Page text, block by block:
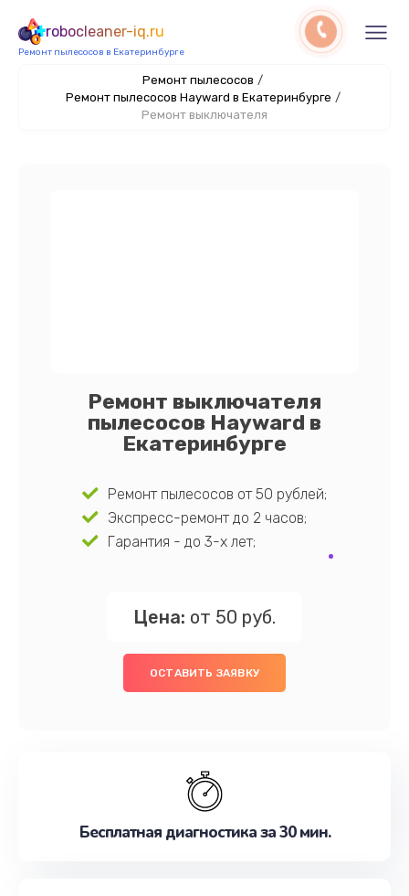
robocleaner-iq.ru
Ремонт пылесосов в Екатеринбурге
Ремонт пылесосов /
Ремонт пылесосов Hayward в Екатеринбурге /
Ремонт выключателя
Ремонт выключателя
пылесосов Hayward в
Екатеринбурге
Ремонт пылесосов от 50 рублей;
Экспресс-ремонт до 2 часов;
Гарантия - до 3-х лет;
Цена: от 50 руб.
ОСТАВИТЬ ЗАЯВКУ
Бесплатная диагностика за 30 мин.